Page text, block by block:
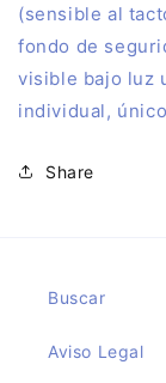
(sensible al
fondo de
visible bajo luz
individual,
Share
Buscar
Aviso Legal